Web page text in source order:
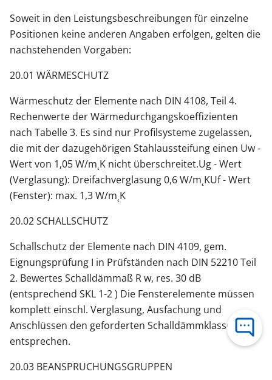
Soweit in den Leistungsbeschreibungen für einzelne
Positionen keine anderen Angaben erfolgen, gelten die
nachstehenden Vorgaben:
20.01 WÄRMESCHUTZ
Wärmeschutz der Elemente nach DIN 4108, Teil 4.
Rechenwerte der Wärmedurchgangskoeffizienten
nach Tabelle 3. Es sind nur Profilsysteme zugelassen,
die mit der dazugehörigen Stahlaussteifung einen Uw -
Wert von 1,05 W/m˛K nicht überschreitet.Ug - Wert
(Verglasung): Dreifachverglasung 0,6 W/m˛KUf - Wert
(Fenster): max. 1,3 W/m˛K
20.02 SCHALLSCHUTZ
Schallschutz der Elemente nach DIN 4109, gem.
Eignungsprüfung I in Prüfständen nach DIN 52210 Teil
2. Bewertes Schalldämmaß R w, res. 30 dB
(entsprechend SKL 1-2 ) Die Fensterelemente müssen
komplett einschl. Verglasung, Ausfachung und
Anschlüssen den geforderten Schalldämmklassen
entsprechen.
20.03 BEANSPRUCHUNGSGRUPPEN